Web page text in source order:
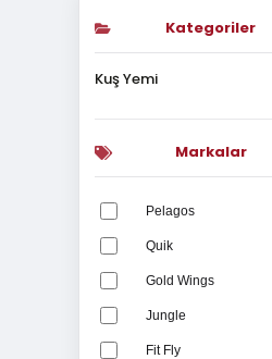
Kategoriler
Kuş Yemi
Markalar
Pelagos
Quik
Gold Wings
Jungle
Fit Fly